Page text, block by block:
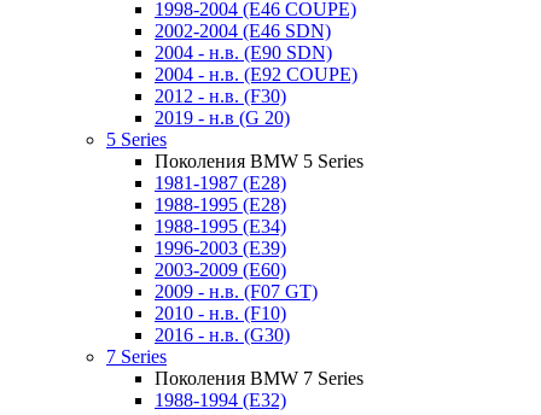
1998-2004 (E46 COUPE)
2002-2004 (E46 SDN)
2004 - н.в. (E90 SDN)
2004 - н.в. (E92 COUPE)
2012 - н.в. (F30)
2019 - н.в (G 20)
5 Series
Поколения BMW 5 Series
1981-1987 (E28)
1988-1995 (E28)
1988-1995 (E34)
1996-2003 (E39)
2003-2009 (E60)
2009 - н.в. (F07 GT)
2010 - н.в. (F10)
2016 - н.в. (G30)
7 Series
Поколения BMW 7 Series
1988-1994 (E32)